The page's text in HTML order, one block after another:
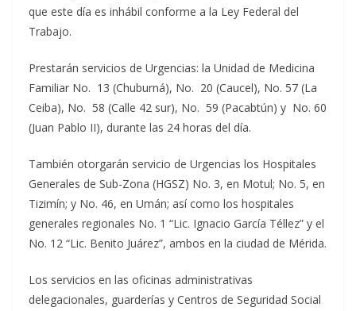
que este día es inhábil conforme a la Ley Federal del
Trabajo.
Prestarán servicios de Urgencias: la Unidad de Medicina
Familiar No. 13 (Chuburná), No. 20 (Caucel), No. 57 (La
Ceiba), No. 58 (Calle 42 sur), No. 59 (Pacabtún) y No. 60
(Juan Pablo II), durante las 24 horas del día.
También otorgarán servicio de Urgencias los Hospitales
Generales de Sub-Zona (HGSZ) No. 3, en Motul; No. 5, en
Tizimín; y No. 46, en Umán; así como los hospitales
generales regionales No. 1 “Lic. Ignacio García Téllez” y el
No. 12 “Lic. Benito Juárez”, ambos en la ciudad de Mérida.
Los servicios en las oficinas administrativas
delegacionales, guarderías y Centros de Seguridad Social